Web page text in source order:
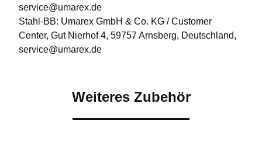
service@umarex.de
Stahl-BB: Umarex GmbH & Co. KG / Customer
Center, Gut Nierhof 4, 59757 Arnsberg, Deutschland,
service@umarex.de
Weiteres Zubehör